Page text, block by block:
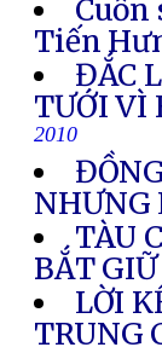
Cuốn
Tiến
ĐẮC
TƯỚI VÌ
2010
NHƯNG
TÀU
BẮT GIỮ
LỜI
TRUNG